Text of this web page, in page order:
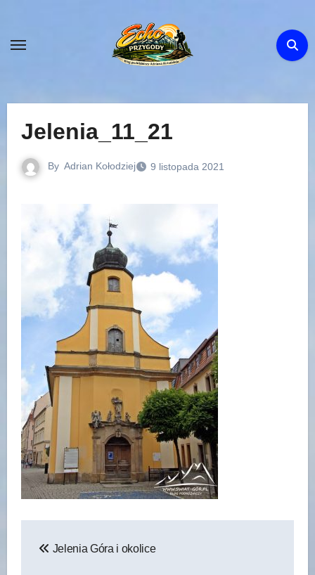
content
Jelenia_11_21
By Adrian Kołodziej 9 listopada 2021
Jelenia Góra i okolice